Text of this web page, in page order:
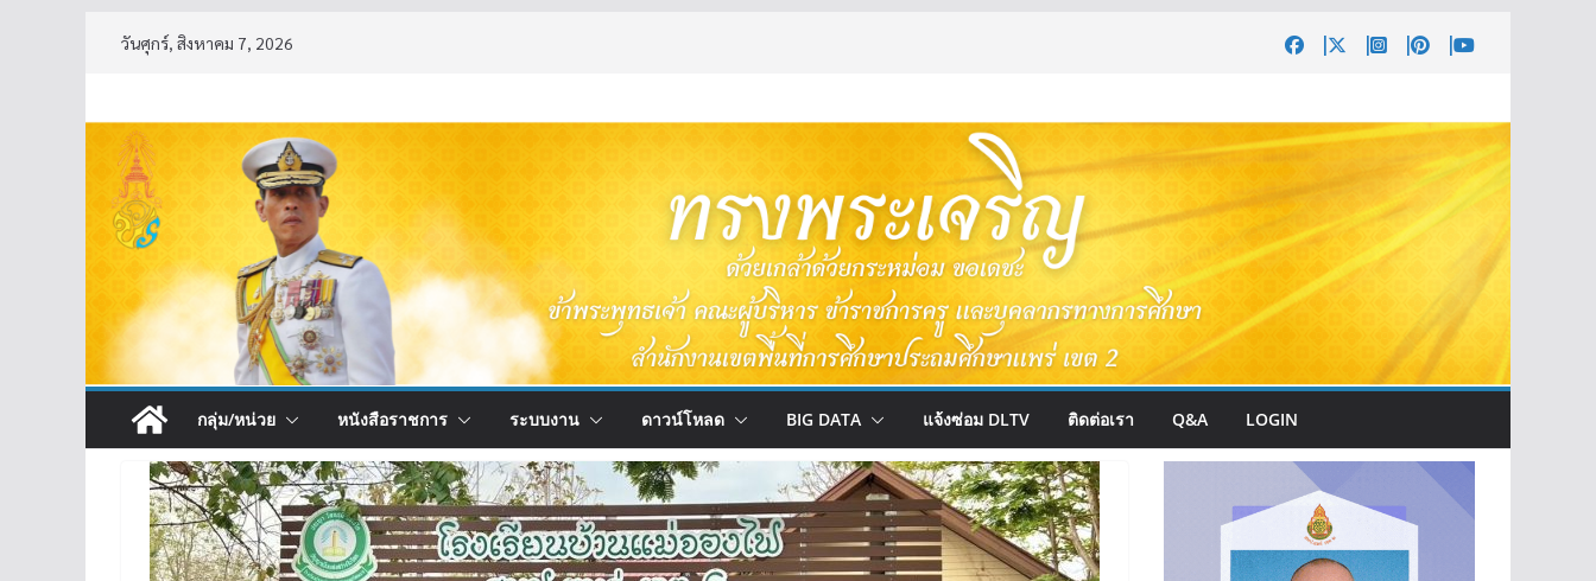
วันศุกร์, สิงหาคม 7, 2026
กลุ่ม/หน่วย หนังสือราชการ ระบบงาน ดาวน์โหลด BIG DATA แจ้งซ่อม DLTV ติดต่อเรา Q&A LOGIN